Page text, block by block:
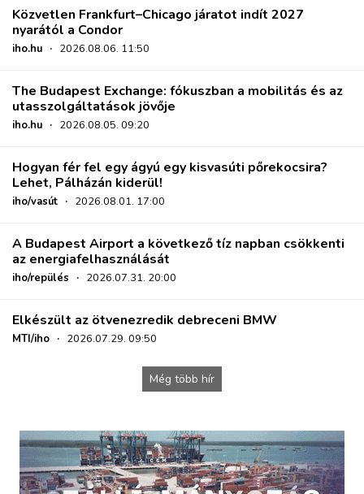
Közvetlen Frankfurt–Chicago járatot indít 2027
nyarától a Condor
iho.hu · 2026.08.06. 11:50
The Budapest Exchange: fókuszban a mobilitás és az
utasszolgáltatások jövője
iho.hu · 2026.08.05. 09:20
Hogyan fér fel egy ágyú egy kisvasúti pőrekocsira?
Lehet, Pálházán kiderül!
iho/vasút · 2026.08.01. 17:00
A Budapest Airport a következő tíz napban csökkenti
az energiafelhasználását
iho/repülés · 2026.07.31. 20:00
Elkészült az ötvenezredik debreceni BMW
MTI/iho · 2026.07.29. 09:50
Még több hír